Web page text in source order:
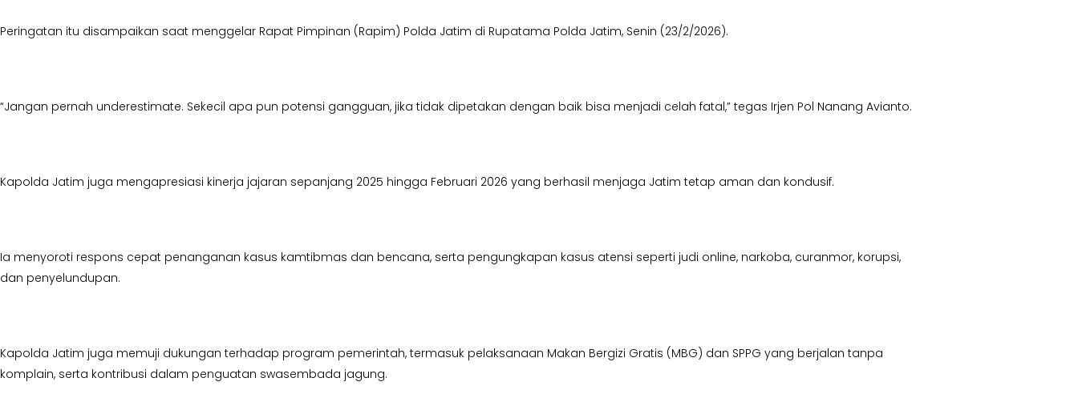
Peringatan itu disampaikan saat menggelar Rapat Pimpinan (Rapim) Polda Jatim di Rupatama Polda Jatim, Senin (23/2/2026).
“Jangan pernah underestimate. Sekecil apa pun potensi gangguan, jika tidak dipetakan dengan baik bisa menjadi celah fatal,” tegas Irjen Pol Nanang Avianto.
Kapolda Jatim juga mengapresiasi kinerja jajaran sepanjang 2025 hingga Februari 2026 yang berhasil menjaga Jatim tetap aman dan kondusif.
Ia menyoroti respons cepat penanganan kasus kamtibmas dan bencana, serta pengungkapan kasus atensi seperti judi online, narkoba, curanmor, korupsi,
dan penyelundupan.
Kapolda Jatim juga memuji dukungan terhadap program pemerintah, termasuk pelaksanaan Makan Bergizi Gratis (MBG) dan SPPG yang berjalan tanpa
komplain, serta kontribusi dalam penguatan swasembada jagung.